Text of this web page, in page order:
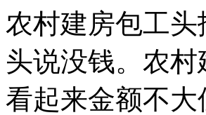
农村建房包工
头说没钱。农
看起来金额不